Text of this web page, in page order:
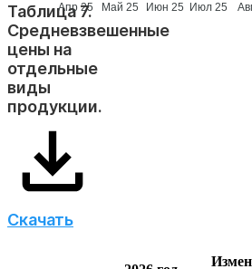
Апр 25 Май 25 Июн 25 Июл 25
Таблица 7.
Средневзвешенные
цены на
отдельные
виды
продукции.
Скачать